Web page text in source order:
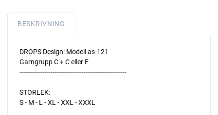
BESKRIVNING
DROPS Design: Modell as-121
Garngrupp C + C eller E
-------------------------------------------------------
STORLEK:
S - M - L - XL - XXL - XXXL